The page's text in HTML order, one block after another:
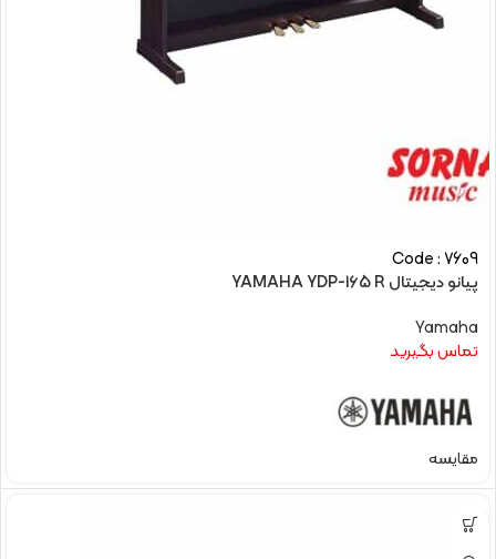
Code : 7609
پیانو دیجیتال YAMAHA YDP-165 R
Yamaha
تماس بگیرید
مقایسه